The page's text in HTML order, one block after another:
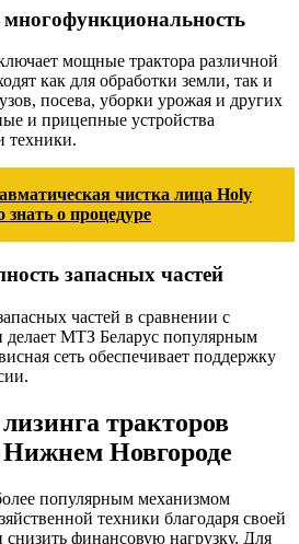
многофункциональность
мощные трактора различной
как для обработки земли, так и
посева, уборки урожая и других
и прицепные устройства
техники.
чистка лица Holy
о процедуре
запасных частей
частей в сравнении с
делает МТЗ Беларус популярным
сеть обеспечивает поддержку
тракторов
Новгороде
популярным механизмом
техники благодаря своей
финансовую нагрузку. Для